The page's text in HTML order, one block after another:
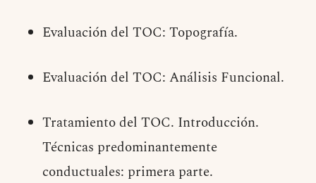
Evaluación del TOC: Topografía.
Evaluación del TOC: Análisis Funcional.
Tratamiento del TOC. Introducción.
Técnicas predominantemente
conductuales: primera parte.